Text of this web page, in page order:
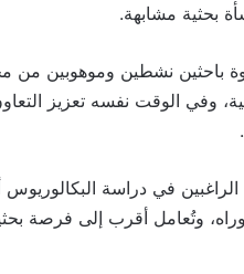
بحثية مشابهة.
باحثين نشطين وموهوبين من
وفي الوقت نفسه تعزيز
في دراسة البكالوريوس
وتُعامل أقرب إلى فرصة